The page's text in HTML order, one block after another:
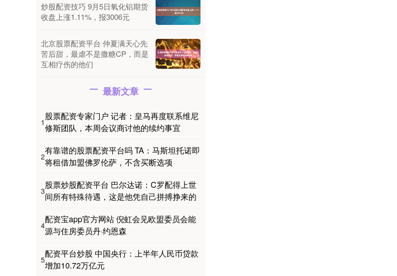
炒股配资技巧 9月5日氧化铝期货
收盘上涨1.11%，报3006元
北京股票配资平台 仲夏满天心先
苦后甜，最虐不是撒糖CP，而是
互相疗伤的他们
最新文章
1
股票配资专家门户 记者：皇马再度联系维尼
修斯团队，本周会议商讨他的续约事宜
2
有靠谱的股票配资平台吗 TA：马斯坦托诺即
将租借加盟佛罗伦萨，不含买断选项
3
股票炒股配资平台 巴尔达诺：C罗配得上世
间所有特殊待遇，这是他凭自己拼搏挣来的
4
配资宝app官方网站 倪虹会见欧盟委员会能
源与住房委员丹·约恩森
5
配资平台炒股 中国央行：上半年人民币贷款
增加10.72万亿元